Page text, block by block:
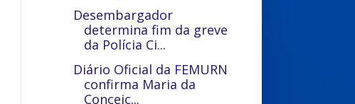
Desembargador
determina fim da greve
da Polícia Ci...
Diário Oficial da FEMURN
confirma Maria da
Conceiç...